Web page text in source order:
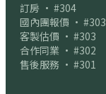
訂房 · #304
國內團報價 · #303
客製估價 · #303
合作同業 · #302
售後服務 · #301